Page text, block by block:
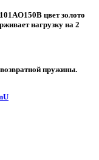
цвет золото
нагрузку на 2
пружины.